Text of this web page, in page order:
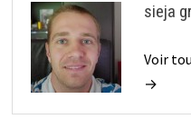
sieja
Voir
→